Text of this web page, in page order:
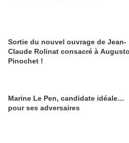
Sortie du nouvel ouvrage de Jean-
Claude Rolinat consacré à Augusto
Pinochet !
Marine Le Pen, candidate idéale…
pour ses adversaires